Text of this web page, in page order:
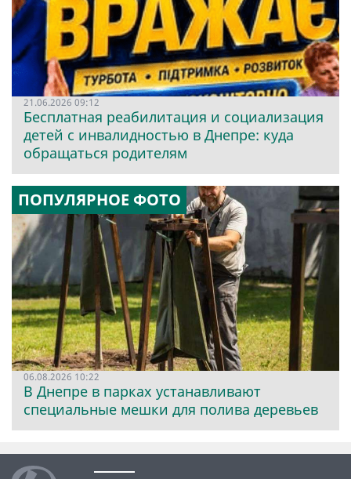
21.06.2026 09:12
Бесплатная реабилитация и социализация
детей с инвалидностью в Днепре: куда
обращаться родителям
ПОПУЛЯРНОЕ ФОТО
06.08.2026 10:22
В Днепре в парках устанавливают
специальные мешки для полива деревьев